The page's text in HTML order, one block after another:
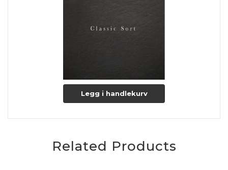
Legg i handlekurv
Related Products